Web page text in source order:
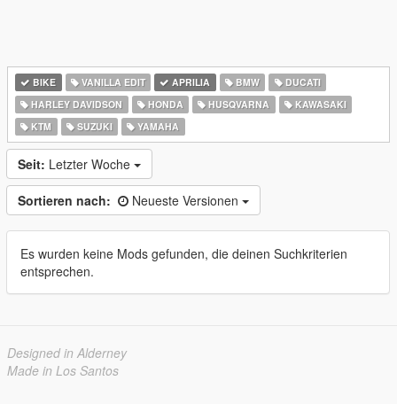
BIKE VANILLA EDIT APRILIA BMW
DUCATI
HARLEY DAVIDSON
HONDA HUSQVARNA
KAWASAKI
KTM
SUZUKI YAMAHA
Seit: Letzter Woche
Sortieren nach: Neueste Versionen
Es wurden keine Mods gefunden, die deinen Suchkriterien
entsprechen.
Designed in Alderney
Made in Los Santos